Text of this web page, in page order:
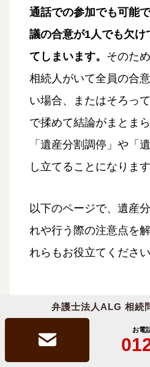
弁護士法人ALG 相続
お電
通話での参加でも可能
議の合意が1人でも欠け
てしまいます。 そのた
相続人がいて全員の合
い場合、またはそろっ
で揉めて結論がまとま
「遺産分割調停」や「
し立てることになります
以下のページで、遺産
れや行う際の注意点を
れらもお役立てください
遺産分割協議の